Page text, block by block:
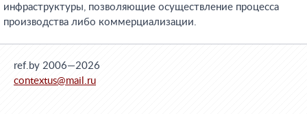
инфраструктуры, позволяющие осуществление процесса
производства либо коммерциализации.
ref.by 2006—2026
contextus@mail.ru